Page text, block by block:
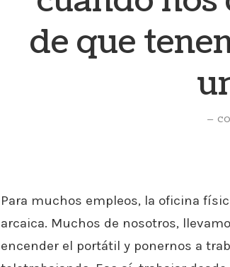
de que
Para muchos empleos, la oficina
arcaica. Muchos de nosotros,
encender el portátil y ponernos a